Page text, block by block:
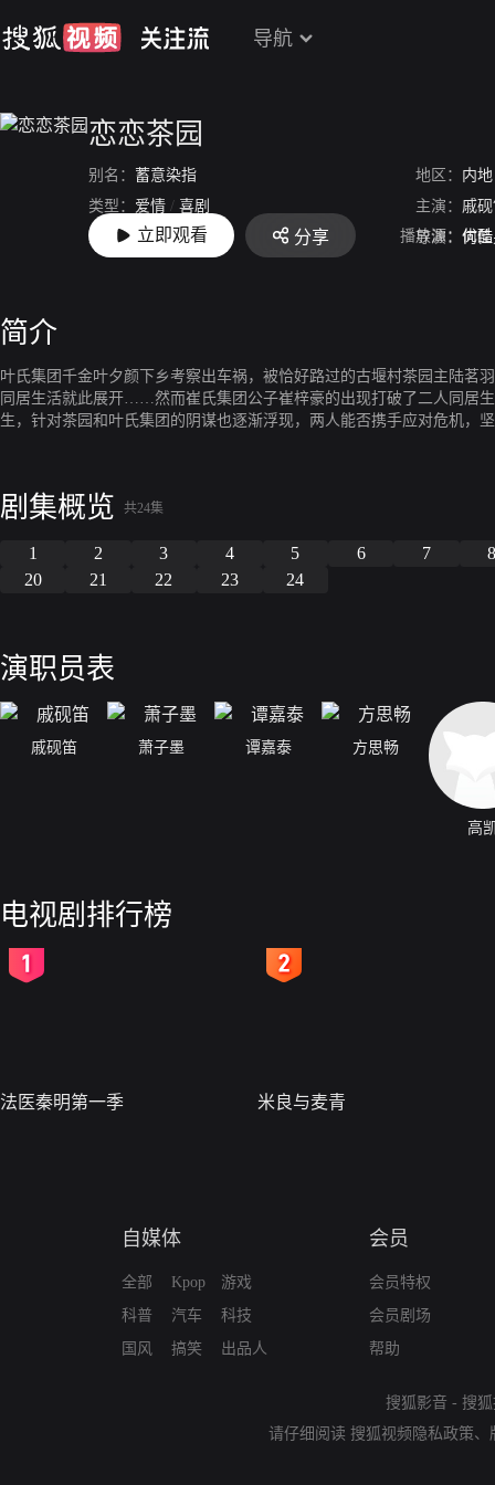
导航
恋恋茶园
别名： 蓄意染指 地区： 内地
类型： 爱情 / 喜剧 主演： 戚
上映： 2024 导演： 何
立即观看 分享 播放源： 优酷
简介
叶氏集团千金叶夕颜下乡考察出车祸，被恰好路过的古堰村茶园主陆茗
同居生活就此展开……然而崔氏集团公子崔梓豪的出现打破了二人同居
生，针对茶园和叶氏集团的阴谋也逐渐浮现，两人能否携手应对危机，
剧集概览 共24集
1 2 3 4 5 6 7
20
21 22 23 24
演职员表
戚砚笛 萧子墨 谭嘉泰 方思畅
高
电视剧排行榜
法医秦明第一季 米良与麦青
自媒体
全部
科普
国风
Kpop
汽车
搞笑
游戏
科技
出品人
会员
会员特权
会员剧场
帮助
搜狐影音 - 搜
请仔细阅读 搜狐视频隐私政策、